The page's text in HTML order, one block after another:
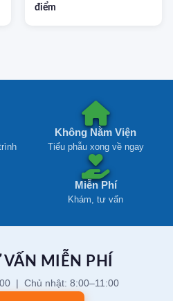
điểm
Không Nằm Viện
Tiểu phẫu xong về ngay
Miễn Phí
Khám, tư vấn
MIỄN PHÍ
| Chủ nhật: 8:00–11:00